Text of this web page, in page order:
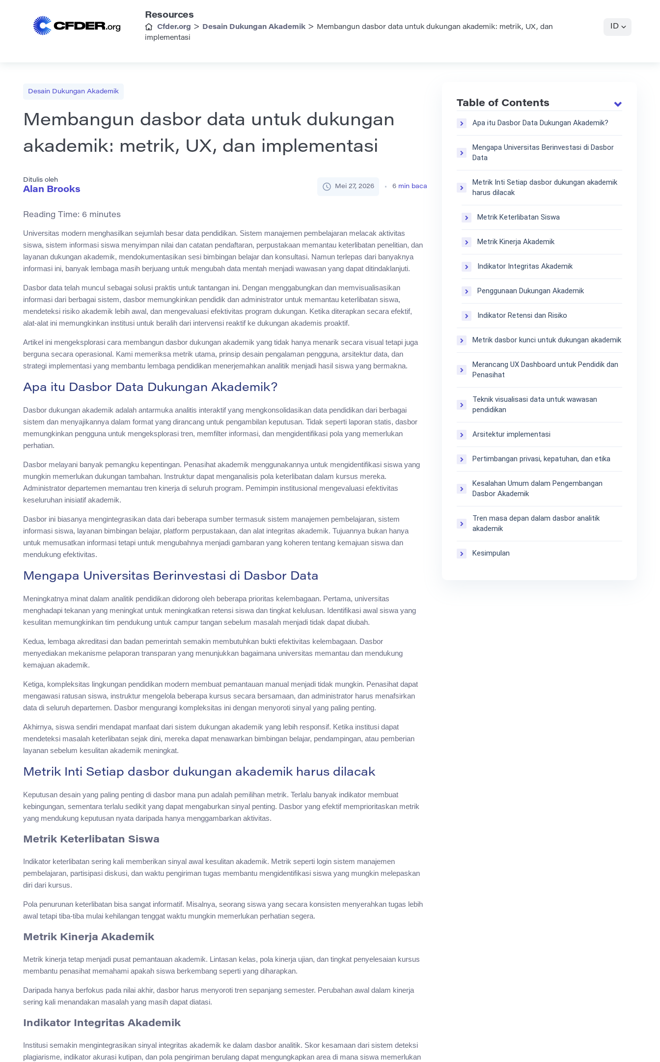
Resources
Cfder.org > Desain Dukungan Akademik > Membangun dasbor data untuk dukungan akademik: metrik, UX, dan
implementasi
ID
Desain Dukungan Akademik
Membangun dasbor data untuk dukungan
akademik: metrik, UX, dan implementasi
Ditulis oleh
Alan Brooks Mei 27, 2026 6 min baca
Reading Time: 6 minutes
Universitas modern menghasilkan sejumlah besar data pendidikan. Sistem manajemen pembelajaran melacak aktivitas
siswa, sistem informasi siswa menyimpan nilai dan catatan pendaftaran, perpustakaan memantau keterlibatan penelitian, dan
layanan dukungan akademik, mendokumentasikan sesi bimbingan belajar dan konsultasi. Namun terlepas dari banyaknya
informasi ini, banyak lembaga masih berjuang untuk mengubah data mentah menjadi wawasan yang dapat ditindaklanjuti.
Dasbor data telah muncul sebagai solusi praktis untuk tantangan ini. Dengan menggabungkan dan memvisualisasikan
informasi dari berbagai sistem, dasbor memungkinkan pendidik dan administrator untuk memantau keterlibatan siswa,
mendeteksi risiko akademik lebih awal, dan mengevaluasi efektivitas program dukungan. Ketika diterapkan secara efektif,
alat-alat ini memungkinkan institusi untuk beralih dari intervensi reaktif ke dukungan akademis proaktif.
Artikel ini mengeksplorasi cara membangun dasbor dukungan akademik yang tidak hanya menarik secara visual tetapi juga
berguna secara operasional. Kami memeriksa metrik utama, prinsip desain pengalaman pengguna, arsitektur data, dan
strategi implementasi yang membantu lembaga pendidikan menerjemahkan analitik menjadi hasil siswa yang bermakna.
Apa itu Dasbor Data Dukungan Akademik?
Dasbor dukungan akademik adalah antarmuka analitis interaktif yang mengkonsolidasikan data pendidikan dari berbagai
sistem dan menyajikannya dalam format yang dirancang untuk pengambilan keputusan. Tidak seperti laporan statis, dasbor
memungkinkan pengguna untuk mengeksplorasi tren, memfilter informasi, dan mengidentifikasi pola yang memerlukan
perhatian.
Dasbor melayani banyak pemangku kepentingan. Penasihat akademik menggunakannya untuk mengidentifikasi siswa yang
mungkin memerlukan dukungan tambahan. Instruktur dapat menganalisis pola keterlibatan dalam kursus mereka.
Administrator departemen memantau tren kinerja di seluruh program. Pemimpin institusional mengevaluasi efektivitas
keseluruhan inisiatif akademik.
Dasbor ini biasanya mengintegrasikan data dari beberapa sumber termasuk sistem manajemen pembelajaran, sistem
informasi siswa, layanan bimbingan belajar, platform perpustakaan, dan alat integritas akademik. Tujuannya bukan hanya
untuk memusatkan informasi tetapi untuk mengubahnya menjadi gambaran yang koheren tentang kemajuan siswa dan
mendukung efektivitas.
Mengapa Universitas Berinvestasi di Dasbor Data
Meningkatnya minat dalam analitik pendidikan didorong oleh beberapa prioritas kelembagaan. Pertama, universitas
menghadapi tekanan yang meningkat untuk meningkatkan retensi siswa dan tingkat kelulusan. Identifikasi awal siswa yang
kesulitan memungkinkan tim pendukung untuk campur tangan sebelum masalah menjadi tidak dapat diubah.
Kedua, lembaga akreditasi dan badan pemerintah semakin membutuhkan bukti efektivitas kelembagaan. Dasbor
menyediakan mekanisme pelaporan transparan yang menunjukkan bagaimana universitas memantau dan mendukung
kemajuan akademik.
Ketiga, kompleksitas lingkungan pendidikan modern membuat pemantauan manual menjadi tidak mungkin. Penasihat dapat
mengawasi ratusan siswa, instruktur mengelola beberapa kursus secara bersamaan, dan administrator harus menafsirkan
data di seluruh departemen. Dasbor mengurangi kompleksitas ini dengan menyoroti sinyal yang paling penting.
Akhirnya, siswa sendiri mendapat manfaat dari sistem dukungan akademik yang lebih responsif. Ketika institusi dapat
mendeteksi masalah keterlibatan sejak dini, mereka dapat menawarkan bimbingan belajar, pendampingan, atau pemberian
layanan sebelum kesulitan akademik meningkat.
Metrik Inti Setiap dasbor dukungan akademik harus dilacak
Keputusan desain yang paling penting di dasbor mana pun adalah pemilihan metrik. Terlalu banyak indikator membuat
kebingungan, sementara terlalu sedikit yang dapat mengaburkan sinyal penting. Dasbor yang efektif memprioritaskan metrik
yang mendukung keputusan nyata daripada hanya menggambarkan aktivitas.
Metrik Keterlibatan Siswa
Indikator keterlibatan sering kali memberikan sinyal awal kesulitan akademik. Metrik seperti login sistem manajemen
pembelajaran, partisipasi diskusi, dan waktu pengiriman tugas membantu mengidentifikasi siswa yang mungkin melepaskan
diri dari kursus.
Pola penurunan keterlibatan bisa sangat informatif. Misalnya, seorang siswa yang secara konsisten menyerahkan tugas lebih
awal tetapi tiba-tiba mulai kehilangan tenggat waktu mungkin memerlukan perhatian segera.
Metrik Kinerja Akademik
Metrik kinerja tetap menjadi pusat pemantauan akademik. Lintasan kelas, pola kinerja ujian, dan tingkat penyelesaian kursus
membantu penasihat memahami apakah siswa berkembang seperti yang diharapkan.
Daripada hanya berfokus pada nilai akhir, dasbor harus menyoroti tren sepanjang semester. Perubahan awal dalam kinerja
sering kali menandakan masalah yang masih dapat diatasi.
Indikator Integritas Akademik
Institusi semakin mengintegrasikan sinyal integritas akademik ke dalam dasbor analitik. Skor kesamaan dari sistem deteksi
plagiarisme, indikator akurasi kutipan, dan pola pengiriman berulang dapat mengungkapkan area di mana siswa memerlukan
Table of Contents
Apa itu Dasbor Data Dukungan Akademik?
Mengapa Universitas Berinvestasi di Dasbor
Data
Metrik Inti Setiap dasbor dukungan akademik
harus dilacak
Metrik Keterlibatan Siswa
Metrik Kinerja Akademik
Indikator Integritas Akademik
Penggunaan Dukungan Akademik
Indikator Retensi dan Risiko
Metrik dasbor kunci untuk dukungan akademik
Merancang UX Dashboard untuk Pendidik dan
Penasihat
Teknik visualisasi data untuk wawasan
pendidikan
Arsitektur implementasi
Pertimbangan privasi, kepatuhan, dan etika
Kesalahan Umum dalam Pengembangan
Dasbor Akademik
Tren masa depan dalam dasbor analitik
akademik
Kesimpulan